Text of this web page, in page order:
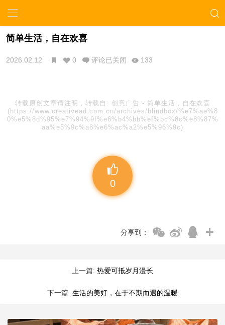
简单生活，自在欢喜
2026.02.12 0 评论已关闭 133
转载原创文章请注明，转载自: 创意广告 - 简单生活，自在欢喜
(https://www.creativead.com.cn/archives/blindbox/%e7%ae%8
0%e5%8d%95%e7%94%9f%e6%b4%bb%ef%bc%8c%e8%87%
aa%e5%9c%a8%e6%ac%a2%e5%96%9c)
0
分享到：
上一篇: 热爱可抵岁月漫长
下一篇: 生活的美好，在于不期而遇的温暖